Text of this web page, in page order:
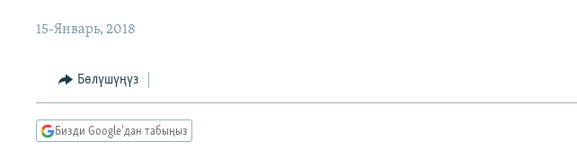
15-Январь, 2018
Бөлүшүңүз
Бизди Google'дан табыңыз